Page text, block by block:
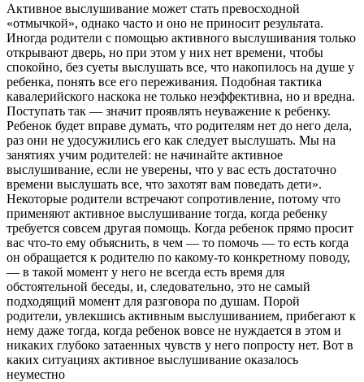
Активное выслушивание может стать превосходной
«отмычкой», однако часто и оно не приносит результата.
Иногда родители с помощью активного выслушивания только
открывают дверь, но при этом у них нет времени, чтобы
спокойно, без суеты выслушать все, что накопилось на душе у
ребенка, понять все его переживания. Подобная тактика
кавалерийского наскока не только неэффективна, но и вредна.
Поступать так — значит проявлять неуважение к ребенку.
Ребенок будет вправе думать, что родителям нет до него дела,
раз они не удосужились его как следует выслушать. Мы на
занятиях учим родителей: не начинайте активное
выслушивание, если не уверены, что у вас есть достаточно
времени выслушать все, что захотят вам поведать дети».
Некоторые родители встречают сопротивление, потому что
применяют активное выслушивание тогда, когда ребенку
требуется совсем другая помощь. Когда ребенок прямо просит
вас что-то ему объяснить, в чем — то помочь — то есть когда
он обращается к родителю по какому-то конкретному поводу,
— в такой момент у него не всегда есть время для
обстоятельной беседы, и, следовательно, это не самый
подходящий момент для разговора по душам. Порой
родители, увлекшись активным выслушиванием, прибегают к
нему даже тогда, когда ребенок вовсе не нуждается в этом и
никаких глубоко затаенных чувств у него попросту нет. Вот в
каких ситуациях активное выслушивание оказалось
неуместно